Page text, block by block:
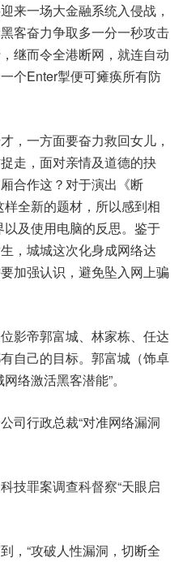
来一场大金融系统入侵战，
客奋力争取多一分一秒攻击
继而令全港断网，就连自动
个Enter掣便可瘫痪所有防
，一方面要奋力救回女儿，
走，面对亲情及道德的抉
合作这？对于演出《断
全新的题材，所以感到相
及使用电脑的反思。鉴于
，城城这次化身成网络达
加强认识，避免坠入网上骗
影帝郭富城、林家栋、任达
自己的目标。郭富城（饰卓
络激活黑客潜能”。
司行政总裁“对准网络漏洞
技罪案调查科督察“天眼启
，“攻破人性漏洞，切断全